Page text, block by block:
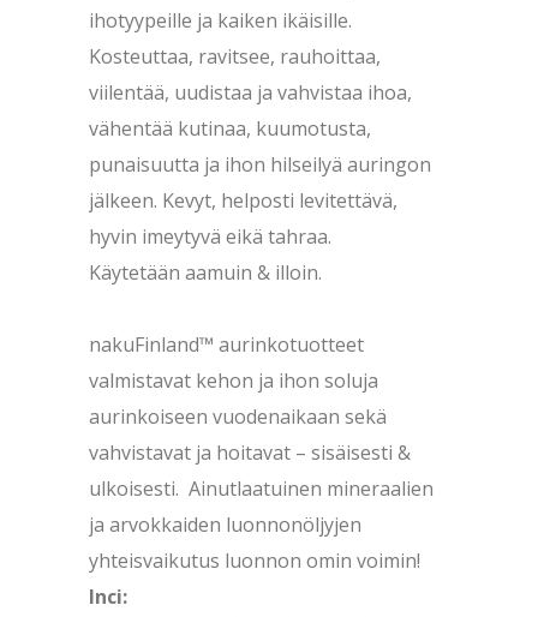
ihotyypeille ja kaiken ikäisille.
Kosteuttaa, ravitsee, rauhoittaa,
viilentää, uudistaa ja vahvistaa ihoa,
vähentää kutinaa, kuumotusta,
punaisuutta ja ihon hilseilyä auringon
jälkeen. Kevyt, helposti levitettävä,
hyvin imeytyvä eikä tahraa.
Käytetään aamuin & illoin.
nakuFinland™ aurinkotuotteet
valmistavat kehon ja ihon soluja
aurinkoiseen vuodenaikaan sekä
vahvistavat ja hoitavat – sisäisesti &
ulkoisesti. Ainutlaatuinen mineraalien
ja arvokkaiden luonnonöljyjen
yhteisvaikutus luonnon omin voimin!
Inci: